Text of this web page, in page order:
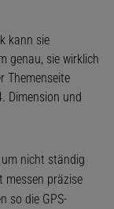
kann sie
genau, sie wirklich
Themenseite
Dimension und
nicht ständig
messen präzise
so die GPS-